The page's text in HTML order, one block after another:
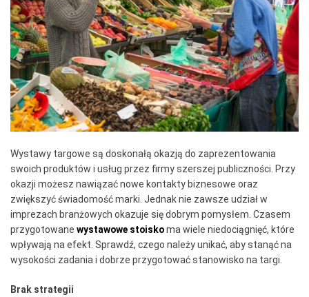
Wystawy targowe są doskonałą okazją do zaprezentowania
swoich produktów i usług przez firmy szerszej publiczności. Przy
okazji możesz nawiązać nowe kontakty biznesowe oraz
zwiększyć świadomość marki. Jednak nie zawsze udział w
imprezach branżowych okazuje się dobrym pomysłem. Czasem
przygotowane wystawowe stoiskoma wiele niedociągnięć, które
wpływają na efekt. Sprawdź, czego należy unikać, aby stanąć na
wysokości zadania i dobrze przygotować stanowisko na targi.
Brak strategii